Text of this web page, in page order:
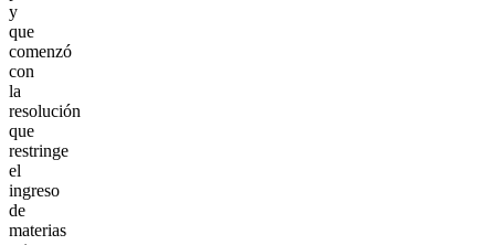
y
que
comenzó
con
la
resolución
que
restringe
el
ingreso
de
materias